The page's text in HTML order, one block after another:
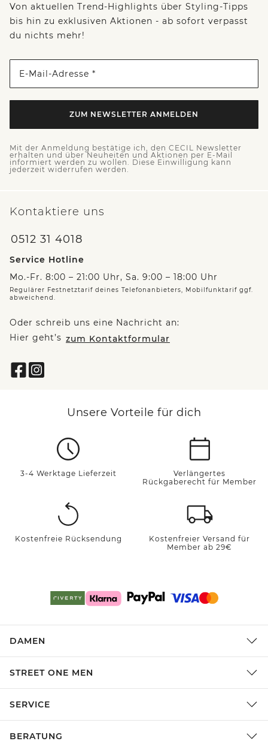
Von aktuellen Trend-Highlights über Styling-Tipps
bis hin zu exklusiven Aktionen - ab sofort verpasst
du nichts mehr!
E-Mail-Adresse *
ZUM NEWSLETTER ANMELDEN
Mit der Anmeldung bestätige ich, den CECIL Newsletter
erhalten und über Neuheiten und Aktionen per E-Mail
informiert werden zu wollen. Diese Einwilligung kann
jederzeit widerrufen werden.
Kontaktiere uns
0512 31 4018
Service Hotline
Mo.-Fr. 8:00 – 21:00 Uhr, Sa. 9:00 – 18:00 Uhr
Regulärer Festnetztarif deines Telefonanbieters, Mobilfunktarif ggf.
abweichend.
Oder schreib uns eine Nachricht an:
Hier geht’s zum Kontaktformular
Unsere Vorteile für dich
3-4 Werktage Lieferzeit
Verlängertes
Rückgaberecht für Member
Kostenfreie Rücksendung
Kostenfreier Versand für
Member ab 29€
DAMEN
STREET ONE MEN
SERVICE
BERATUNG